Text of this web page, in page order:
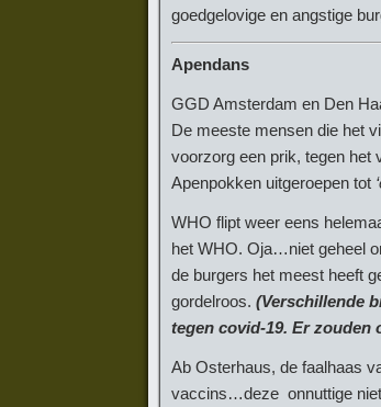
goedgelovige en angstige
Apendans
GGD Amsterdam en Den
De meeste mensen die het
voorzorg een prik, tegen het
Apenpokken uitgeroepen tot
WHO flipt weer eens
het WHO. Oja…niet geheel
de burgers het meest heeft
gordelroos. (Verschillende
tegen covid-19. Er zouden
Ab Osterhaus, de faalhaas
vaccins…deze onnuttige